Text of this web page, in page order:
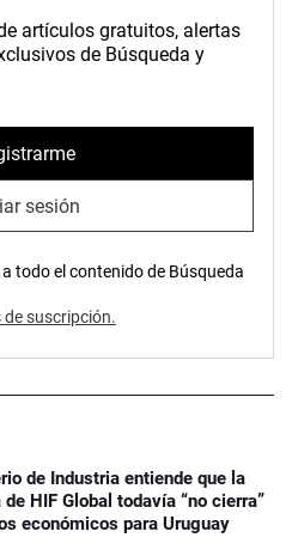
artículos gratuitos, alertas
de Búsqueda y
sesión
todo el contenido de Búsqueda
suscripción.
de Industria entiende que la
HIF Global todavía “no cierra”
económicos para Uruguay